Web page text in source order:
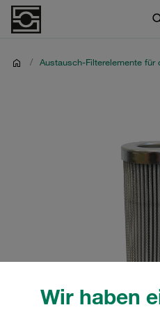
Wir haben
/ Austausch-Filterelemente für